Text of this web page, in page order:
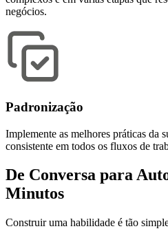
negócios.
Padronização
Implemente as melhores práticas da
consistente em todos os fluxos de
De Conversa para
Minutos
Construir uma habilidade é tão